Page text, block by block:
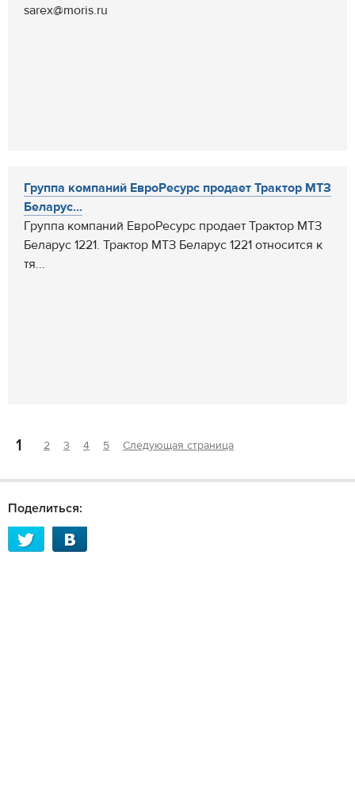
sarex@moris.ru
Группа компаний ЕвроРесурс продает Трактор МТЗ
Беларус...
Группа компаний ЕвроРесурс продает Трактор МТЗ
Беларус 1221. Трактор МТЗ Беларус 1221 относится к
тя...
1 2 3 4 5 Следующая страница
Поделиться: